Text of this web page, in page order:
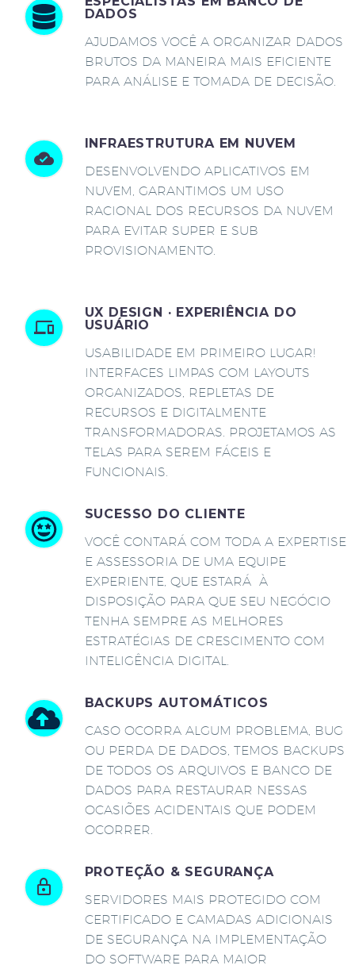
DADOS
AJUDAMOS VOCÊ A ORGANIZAR DADOS
BRUTOS DA MANEIRA MAIS EFICIENTE
PARA ANÁLISE E TOMADA DE DECISÃO.
INFRAESTRUTURA EM NUVEM
DESENVOLVENDO APLICATIVOS EM
NUVEM, GARANTIMOS UM USO
RACIONAL DOS RECURSOS DA NUVEM
PARA EVITAR SUPER E SUB
PROVISIONAMENTO.
UX DESIGN · EXPERIÊNCIA DO
USUÁRIO
USABILIDADE EM PRIMEIRO LUGAR!
INTERFACES LIMPAS COM LAYOUTS
ORGANIZADOS, REPLETAS DE
RECURSOS E DIGITALMENTE
TRANSFORMADORAS. PROJETAMOS AS
TELAS PARA SEREM FÁCEIS E
FUNCIONAIS.
SUCESSO DO CLIENTE
VOCÊ CONTARÁ COM TODA A EXPERTISE
E ASSESSORIA DE UMA EQUIPE
EXPERIENTE, QUE ESTARÁ À
DISPOSIÇÃO PARA QUE SEU NEGÓCIO
TENHA SEMPRE AS MELHORES
ESTRATÉGIAS DE CRESCIMENTO COM
INTELIGÊNCIA DIGITAL.
BACKUPS AUTOMÁTICOS
CASO OCORRA ALGUM PROBLEMA, BUG
OU PERDA DE DADOS, TEMOS BACKUPS
DE TODOS OS ARQUIVOS E BANCO DE
DADOS PARA RESTAURAR NESSAS
OCASIÕES ACIDENTAIS QUE PODEM
OCORRER.
PROTEÇÃO & SEGURANÇA
SERVIDORES MAIS PROTEGIDO COM
CERTIFICADO E CAMADAS ADICIONAIS
DE SEGURANÇA NA IMPLEMENTAÇÃO
DO SOFTWARE PARA MAIOR